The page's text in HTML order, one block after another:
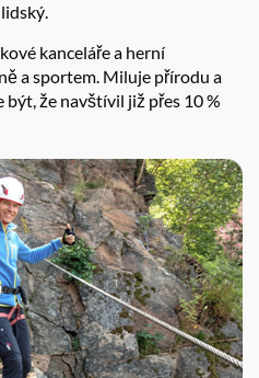
kanceláře a herní
a sportem. Miluje přírodu a
že navštívil již přes 10 %